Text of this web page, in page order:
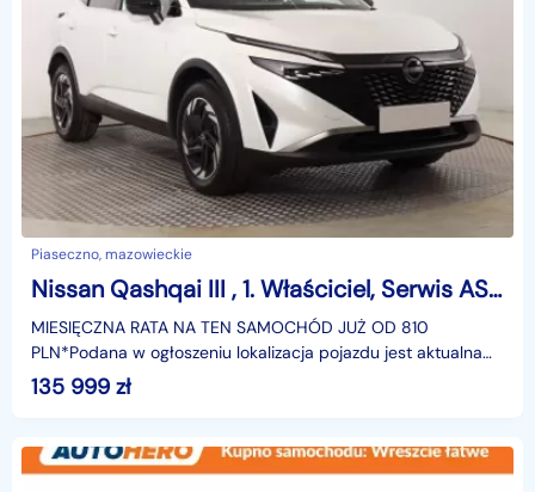
Piaseczno, mazowieckie
Nissan Qashqai III , 1. Właściciel, Serwis ASO, Automat, Skóra, Navi,
MIESIĘCZNA RATA NA TEN SAMOCHÓD JUŻ OD 810
PLN*Podana w ogłoszeniu lokalizacja pojazdu jest aktualna
na dzień wystawienia ogłoszenia. Przed przyjazdem do
salonu
135 999 zł